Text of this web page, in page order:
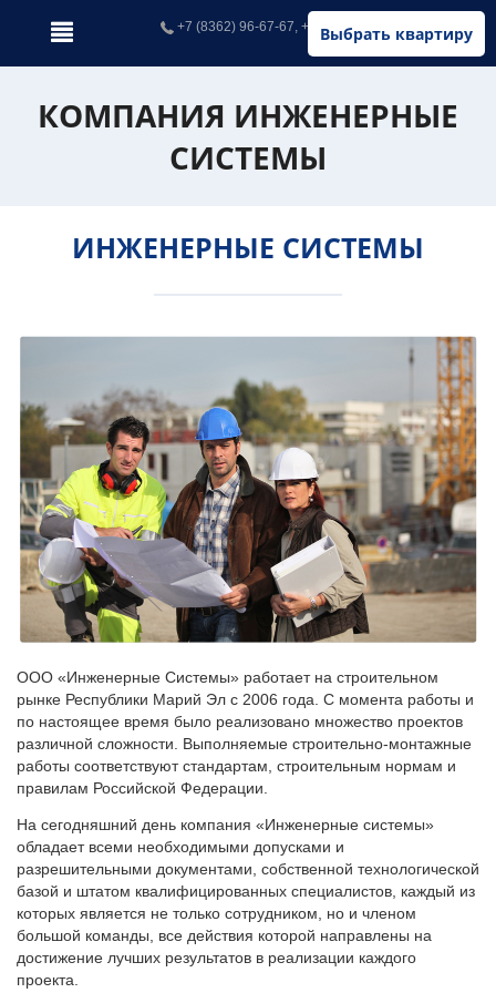
Выбрать квартиру
+7 (8362) 96-67-67, +7 (902) 326-67-67
КОМПАНИЯ ИНЖЕНЕРНЫЕ
СИСТЕМЫ
ИНЖЕНЕРНЫЕ СИСТЕМЫ
ООО «Инженерные Системы» работает на строительном
рынке Республики Марий Эл с 2006 года. С момента работы и
по настоящее время было реализовано множество проектов
различной сложности. Выполняемые строительно-монтажные
работы соответствуют стандартам, строительным нормам и
правилам Российской Федерации.
На сегодняшний день компания «Инженерные системы»
обладает всеми необходимыми допусками и
разрешительными документами, собственной технологической
базой и штатом квалифицированных специалистов, каждый из
которых является не только сотрудником, но и членом
большой команды, все действия которой направлены на
достижение лучших результатов в реализации каждого
проекта.